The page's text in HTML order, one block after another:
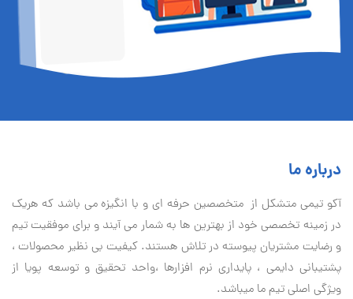
درباره ما
آكو تيمی متشکل از متخصصین حرفه ای و با انگیزه می باشد که هریک
در زمینه تخصصی خود از بهترین ها به شمار می آیند و برای موفقیت تيم
و رضایت مشتریان پیوسته در تلاش هستند. کیفیت بی نظير محصولات ،
پشتیبانی دايمی ، پایداری نرم افزارها ،واحد تحقیق و توسعه پویا از
ویژگی اصلی تیم ما میباشد.